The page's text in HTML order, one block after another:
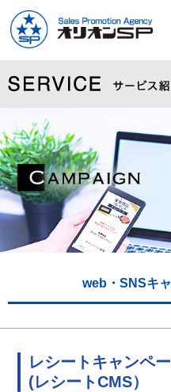
web・SNSキ
レシートキャンペ
(レシートCMS）